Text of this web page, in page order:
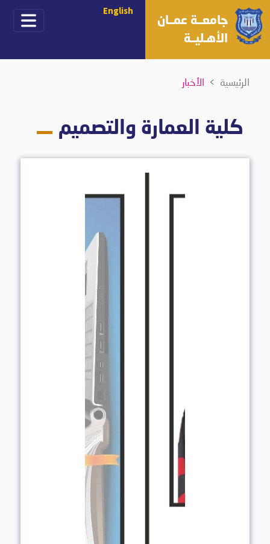
جامعــة عمــان
الأهـليــة
English
الرئيسية الأخبار
كلية العمارة والتصميم